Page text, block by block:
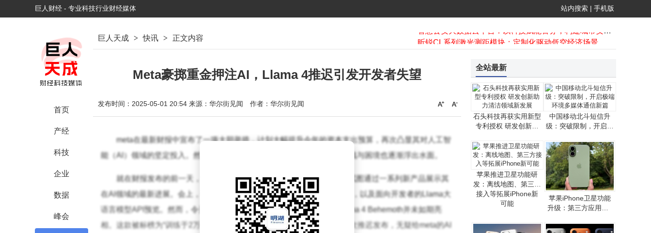
站内搜索 | 手机版
巨人财经 - 专业科技行业财经媒体
首页
产经
科技
企业
数据
峰会
WebRTC技术赋能物联网卡：解锁工业医疗驾驶毫秒级低时延通信新路径
企业展厅多媒体设备保养指南：从日护到年检的分层维护策略
2025金砖大赛大数据分析赛项落幕 多元力量共促数智化人才培养新篇章
苹果推进卫星功能研发：离线地图、第三方接入等拓展iPhone新可能
量子安全网络新突破：CV-QKD可插拔模块开启高效规模化部署新篇
WebRTC技术赋能物联网卡：解锁工业医疗驾驶毫秒级低时延通信新路径
巨人天成 > 快讯 > 正文内容
Meta豪掷重金押注AI，Llama 4推迟引发开发者失望
发布时间：2025-05-01 20:54 来源：华尔街见闻 作者：华尔街见闻
meta在最新财报中宣布了一项大胆举措，计划大幅提升今年的资本支出预算，再次凸显其对人工智
能（AI）领域的坚定投入。然而，这一豪赌背后，me
ta在AI领域面临的挑战与困境也逐渐浮出水面。
就在财报发布的前一天，me
ta举办了首届LlamaCon AI开发者大会，试图通过一系列新产品展示其
在AI领域的最新进展。会上，me
ta推出了me ta AI助手的独立智能手机应用，以及面向开发者的Llama大
语言模型API预览。然而，令开发者失望的是，备受期待的推理版模型Llama 4 Behemoth并未如期亮
相。这款被标榜为“训练于2万亿参数的最强大混合专家AI模型”的产品，多次推迟发布，无疑给meta的AI
全站最新
石头科技再获实用新型
专利授权 研发创新助
中国移动北斗短信升
级：突破限制，开启极
苹果推进卫星功能研
发：离线地图、第三方
接入等拓展iPhone新
可能
​苹果iPhone卫星功能
升级：第三方应用获A
无阻​